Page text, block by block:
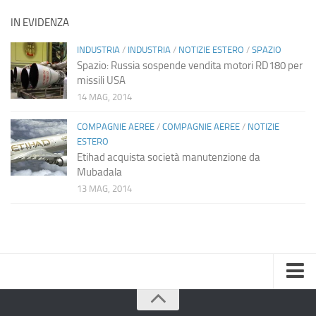
IN EVIDENZA
INDUSTRIA / INDUSTRIA / NOTIZIE ESTERO / SPAZIO
Spazio: Russia sospende vendita motori RD180 per
missili USA
14 MAG, 2014
COMPAGNIE AEREE / COMPAGNIE AEREE / NOTIZIE
ESTERO
Etihad acquista società manutenzione da
Mubadala
13 MAG, 2014